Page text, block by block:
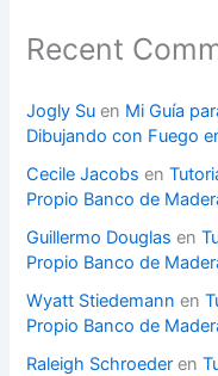
Recent
Jogly Su en Mi Guía
Dibujando con Fuego
Cecile Jacobs en
Propio Banco de
Guillermo Douglas en
Propio Banco de
Wyatt Stiedemann en
Propio Banco de
Raleigh Schroeder en